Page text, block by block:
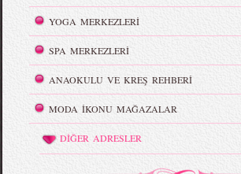
YOGA MERKEZLERİ
SPA MERKEZLERİ
ANAOKULU VE KREŞ REHBERİ
MODA İKONU MAĞAZALAR
DİĞER ADRESLER